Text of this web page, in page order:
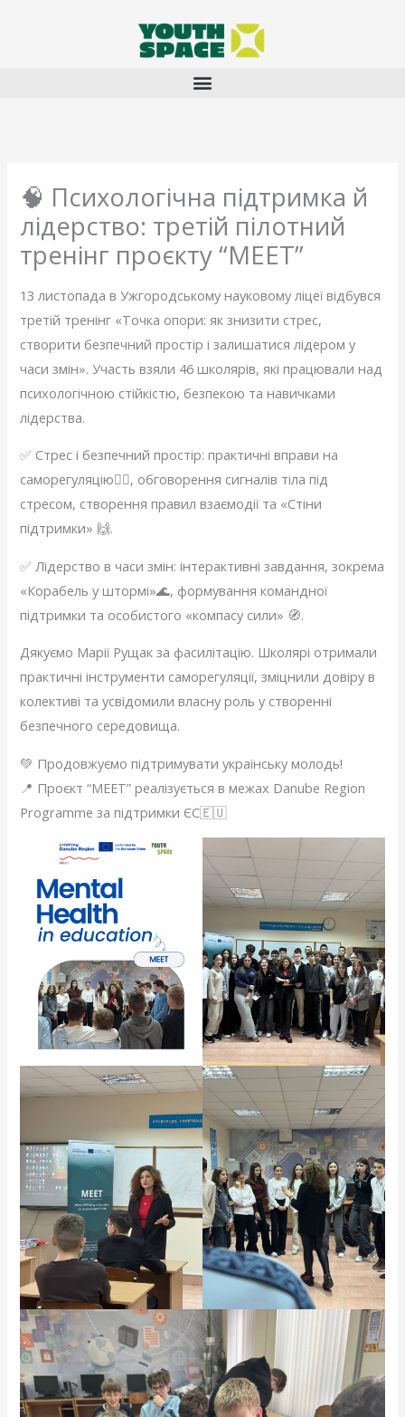
🧠 Психологічна підтримка й
лідерство: третій пілотний
тренінг проєкту “MEET”
13 листопада в Ужгородському науковому ліцеї відбувся
третій тренінг «Точка опори: як знизити стрес,
створити безпечний простір і залишатися лідером у
часи змін». Участь взяли 46 школярів, які працювали над
психологічною стійкістю, безпекою та навичками
лідерства.
✅ Стрес і безпечний простір: практичні вправи на
саморегуляцію🧘‍♂️, обговорення сигналів тіла під
стресом, створення правил взаємодії та «Стіни
підтримки» 🙌.
✅ Лідерство в часи змін: інтерактивні завдання, зокрема
«Корабель у штормі»🌊, формування командної
підтримки та особистого «компасу сили» 🧭.
Дякуємо Марії Рущак за фасилітацію. Школярі отримали
практичні інструменти саморегуляції, зміцнили довіру в
колективі та усвідомили власну роль у створенні
безпечного середовища.
💚 Продовжуємо підтримувати українську молодь!
📍 Проєкт “MEET” реалізується в межах Danube Region
Programme за підтримки ЄС🇪🇺